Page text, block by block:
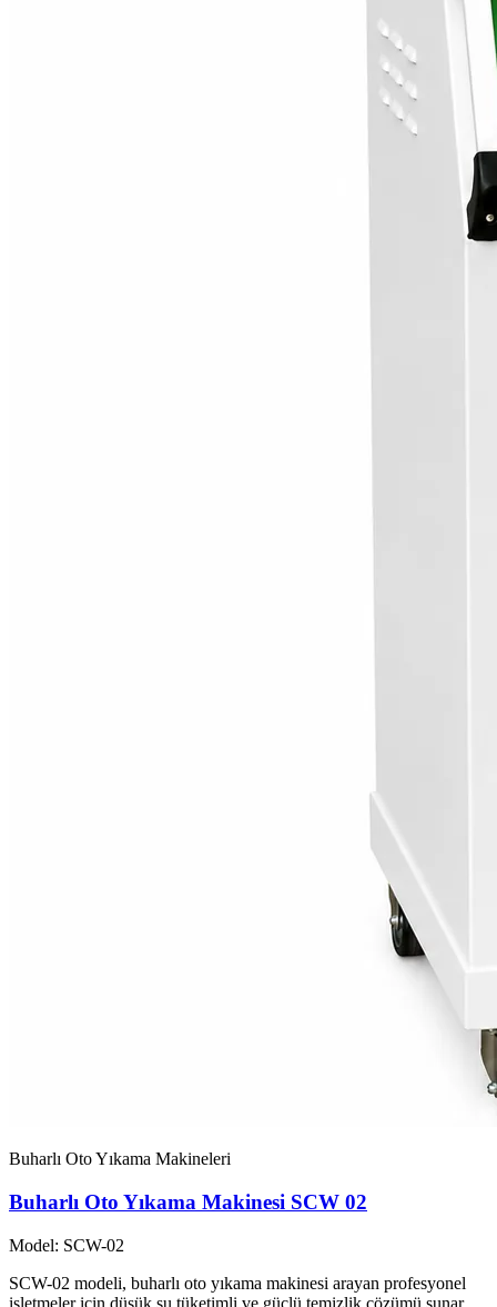
Buharlı Oto Yıkama Makineleri
Buharlı Oto Yıkama Makinesi SCW 02
Model: SCW-02
SCW-02 modeli, buharlı oto yıkama makinesi arayan profesyonel
işletmeler için düşük su tüketimli ve güçlü temizlik çözümü sunar.